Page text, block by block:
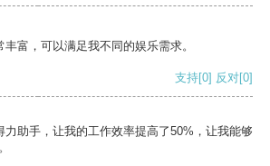
富，可以满足我不同的娱乐需求。
支持[0] 反对[0]
力助手，让我的工作效率提高了50%，让我能够